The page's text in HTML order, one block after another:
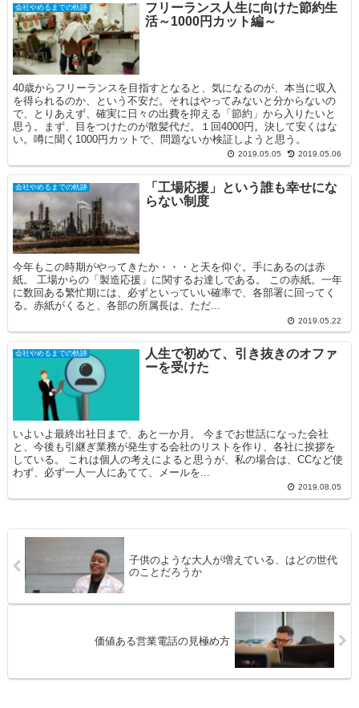
会社やめるまでの軌跡
フリーランス人生に向けた節約生
活～1000円カット編～
40歳からフリーランスを目指すとなると、気になるのが、本当に収入
を得られるのか、という不安だ。それはやってみないと分からないの
で、とりあえず、確実に日々の出費を抑える「節約」から入りたいと
思う。まず、目をつけたのが散髪代だ。１回4000円。決して安くはな
い。噂に聞く1000円カットで、問題ないか検証しようと思う。
2019.05.05 2019.05.06
会社やめるまでの軌跡
「工場応援」という誰も幸せにな
らない制度
今年もこの時期がやってきたか・・・と天を仰ぐ。手にあるのは赤
紙。 工場からの「製造応援」に関するお達しである。 この赤紙。一年
に数回ある繁忙期には、必ずといっていい確率で、各部署に回ってく
る。赤紙がくると、各部の所属長は、ただ...
2019.05.22
会社やめるまでの軌跡
人生で初めて、引き抜きのオファ
ーを受けた
いよいよ最終出社日まで、あと一か月。 今までお世話になった会社
と、今後も引継ぎ業務が発生する会社のリストを作り、各社に挨拶を
している。 これは個人の考えによると思うが、私の場合は、CCなど使
わず、必ず一人一人にあてて、メールを...
2019.08.05
子供のような大人が増えている、はどの世代
のことだろうか
価値ある営業電話の見極め方